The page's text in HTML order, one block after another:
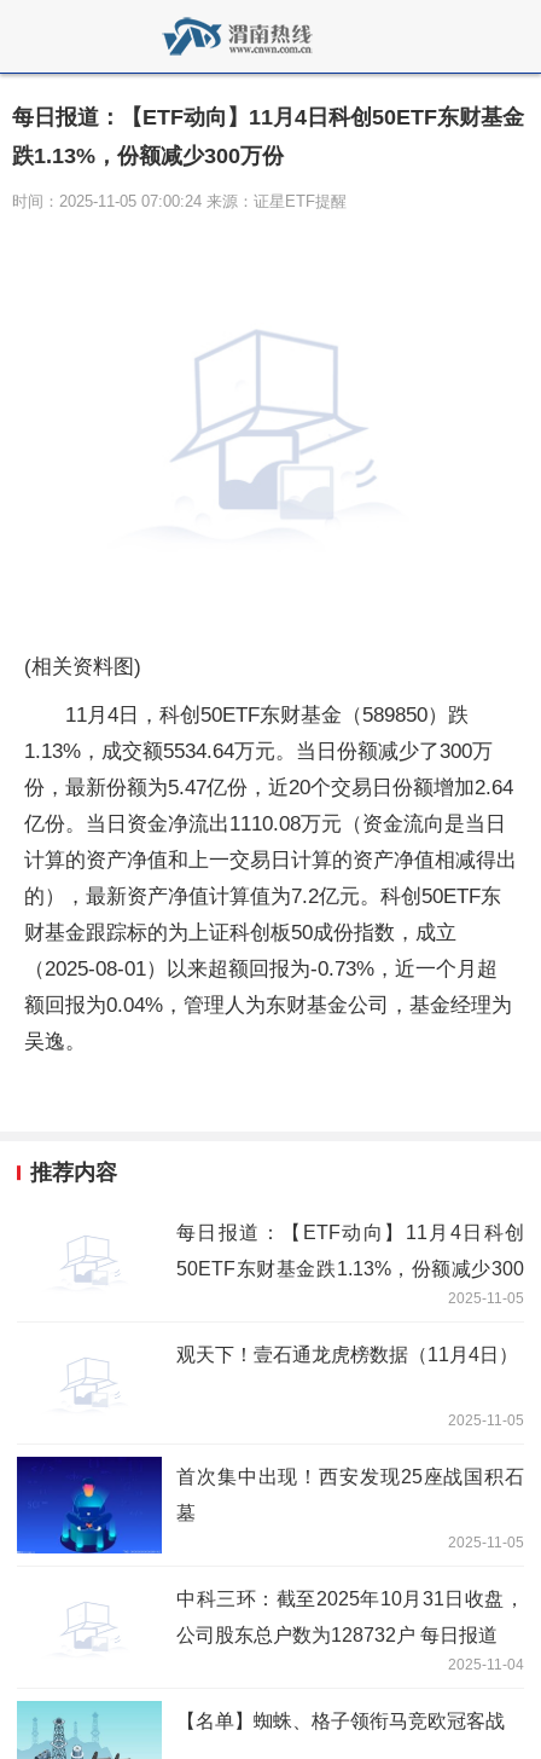
每日报道：【ETF动向】11月4日科创50ETF东财基金
跌1.13%，份额减少300万份
时间：2025-11-05 07:00:24 来源：证星ETF提醒
(相关资料图)
11月4日，科创50ETF东财基金（589850）跌
1.13%，成交额5534.64万元。当日份额减少了300万
份，最新份额为5.47亿份，近20个交易日份额增加2.64
亿份。当日资金净流出1110.08万元（资金流向是当日
计算的资产净值和上一交易日计算的资产净值相减得出
的），最新资产净值计算值为7.2亿元。科创50ETF东
财基金跟踪标的为上证科创板50成份指数，成立
（2025-08-01）以来超额回报为-0.73%，近一个月超
额回报为0.04%，管理人为东财基金公司，基金经理为
吴逸。
推荐内容
每日报道：【ETF动向】11月4日科创
50ETF东财基金跌1.13%，份额减少300
2025-11-05
观天下！壹石通龙虎榜数据（11月4日）
2025-11-05
首次集中出现！西安发现25座战国积石
墓
2025-11-05
中科三环：截至2025年10月31日收盘，
公司股东总户数为128732户 每日报道
2025-11-04
【名单】蜘蛛、格子领衔马竞欧冠客战